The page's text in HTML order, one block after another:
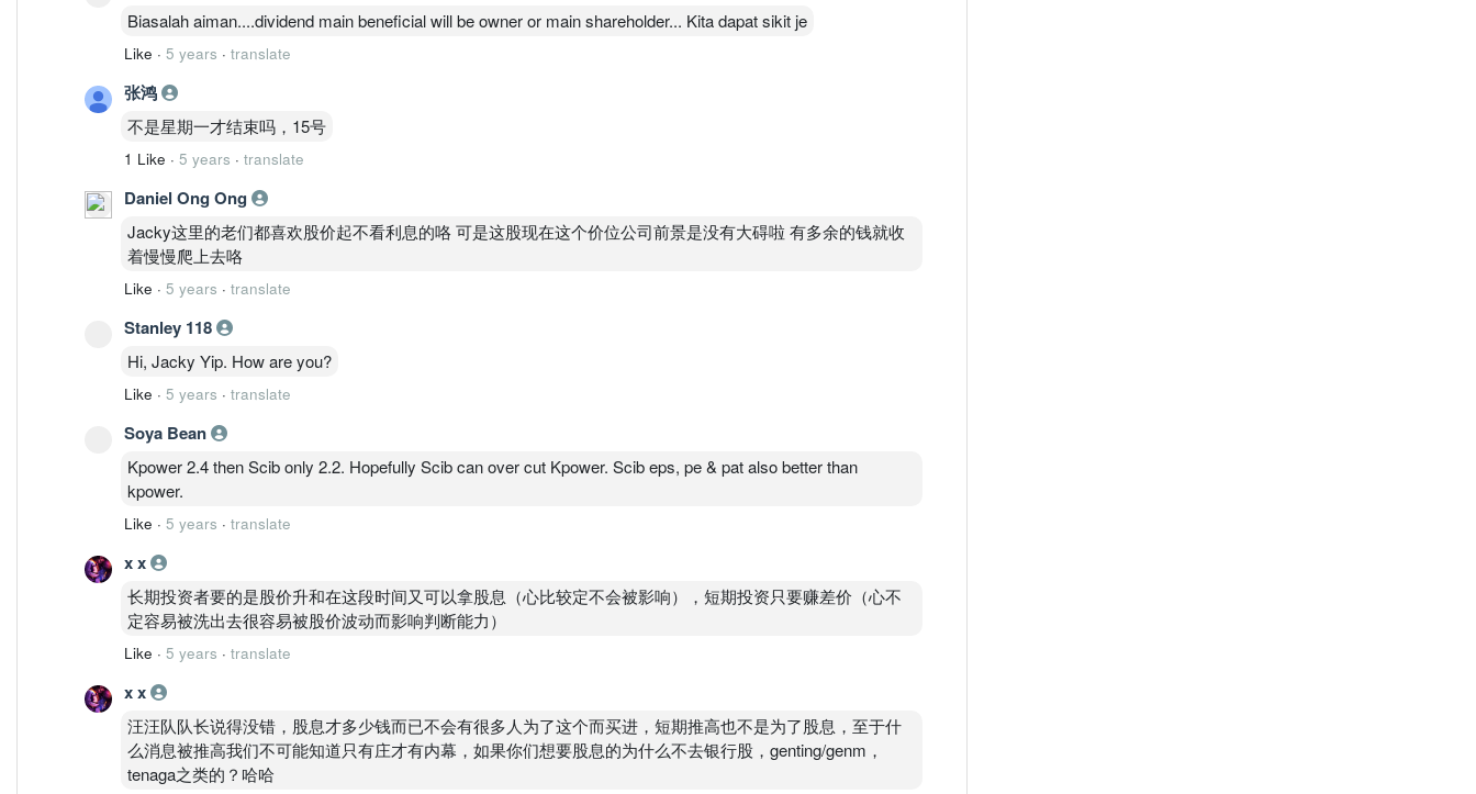
Biasalah aiman....dividend main beneficial will be owner or main shareholder... Kita dapat sikit je
Like · 5 years · translate
张鸿
不是星期一才结束吗，15号
1 Like · 5 years · translate
Daniel Ong Ong
Jacky这里的老们都喜欢股价起不看利息的咯 可是这股现在这个价位公司前景是没有大碍啦 有多余的钱就收
着慢慢爬上去咯
Like · 5 years · translate
Stanley 118
Hi, Jacky Yip. How are you?
Like · 5 years · translate
Soya Bean
Kpower 2.4 then Scib only 2.2. Hopefully Scib can over cut Kpower. Scib eps, pe & pat also better than
kpower.
Like · 5 years · translate
x x
长期投资者要的是股价升和在这段时间又可以拿股息（心比较定不会被影响），短期投资只要赚差价（心不
定容易被洗出去很容易被股价波动而影响判断能力）
Like · 5 years · translate
x x
汪汪队队长说得没错，股息才多少钱而已不会有很多人为了这个而买进，短期推高也不是为了股息，至于什
么消息被推高我们不可能知道只有庄才有内幕，如果你们想要股息的为什么不去银行股，genting/genm，
tenaga之类的？哈哈